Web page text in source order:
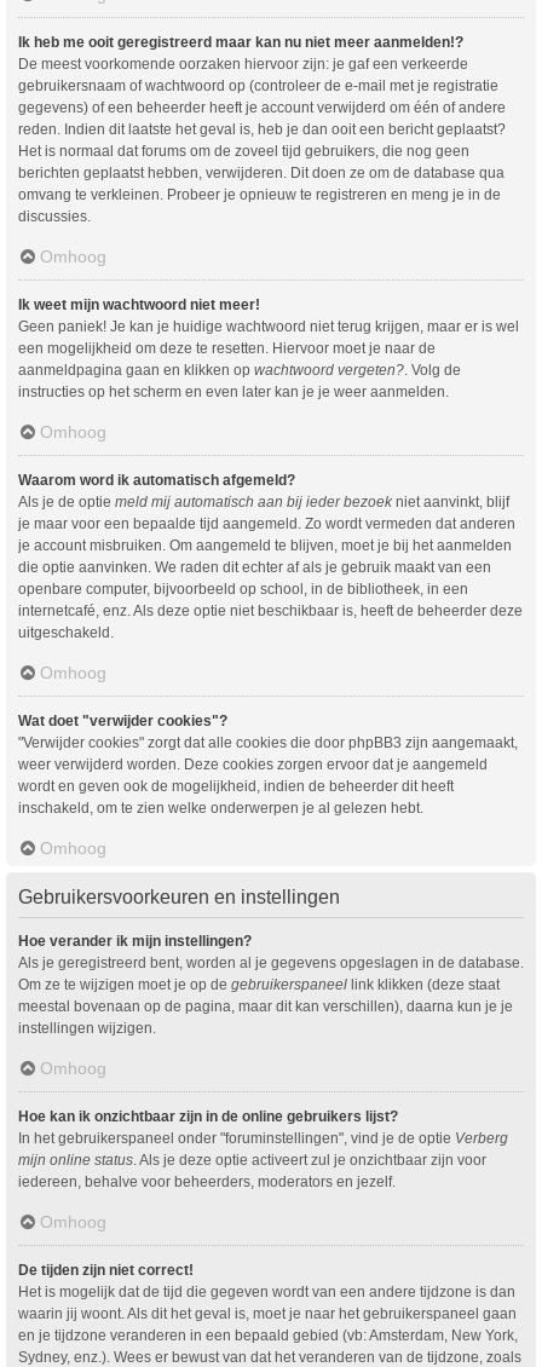
Ik heb me ooit geregistreerd maar kan nu niet meer aanmelden!?
De meest voorkomende oorzaken hiervoor zijn: je gaf een verkeerde
gebruikersnaam of wachtwoord op (controleer de e-mail met je registratie
gegevens) of een beheerder heeft je account verwijderd om één of andere
reden. Indien dit laatste het geval is, heb je dan ooit een bericht geplaatst?
Het is normaal dat forums om de zoveel tijd gebruikers, die nog geen
berichten geplaatst hebben, verwijderen. Dit doen ze om de database qua
omvang te verkleinen. Probeer je opnieuw te registreren en meng je in de
discussies.
Omhoog
Ik weet mijn wachtwoord niet meer!
Geen paniek! Je kan je huidige wachtwoord niet terug krijgen, maar er is wel
een mogelijkheid om deze te resetten. Hiervoor moet je naar de
aanmeldpagina gaan en klikken op wachtwoord vergeten? . Volg de
instructies op het scherm en even later kan je je weer aanmelden.
Omhoog
Waarom word ik automatisch afgemeld?
Als je de optie meld mij automatisch aan bij ieder bezoek niet aanvinkt, blijf
je maar voor een bepaalde tijd aangemeld. Zo wordt vermeden dat anderen
je account misbruiken. Om aangemeld te blijven, moet je bij het aanmelden
die optie aanvinken. We raden dit echter af als je gebruik maakt van een
openbare computer, bijvoorbeeld op school, in de bibliotheek, in een
internetcafé, enz. Als deze optie niet beschikbaar is, heeft de beheerder deze
uitgeschakeld.
Omhoog
Wat doet "verwijder cookies"?
"Verwijder cookies" zorgt dat alle cookies die door phpBB3 zijn aangemaakt,
weer verwijderd worden. Deze cookies zorgen ervoor dat je aangemeld
wordt en geven ook de mogelijkheid, indien de beheerder dit heeft
inschakeld, om te zien welke onderwerpen je al gelezen hebt.
Omhoog
Gebruikersvoorkeuren en instellingen
Hoe verander ik mijn instellingen?
Als je geregistreerd bent, worden al je gegevens opgeslagen in de database.
Om ze te wijzigen moet je op de gebruikerspaneel link klikken (deze staat
meestal bovenaan op de pagina, maar dit kan verschillen), daarna kun je je
instellingen wijzigen.
Omhoog
Hoe kan ik onzichtbaar zijn in de online gebruikers lijst?
In het gebruikerspaneel onder "foruminstellingen", vind je de optie Verberg
mijn online status . Als je deze optie activeert zul je onzichtbaar zijn voor
iedereen, behalve voor beheerders, moderators en jezelf.
Omhoog
De tijden zijn niet correct!
Het is mogelijk dat de tijd die gegeven wordt van een andere tijdzone is dan
waarin jij woont. Als dit het geval is, moet je naar het gebruikerspaneel gaan
en je tijdzone veranderen in een bepaald gebied (vb: Amsterdam, New York,
Sydney, enz.). Wees er bewust van dat het veranderen van de tijdzone, zoals